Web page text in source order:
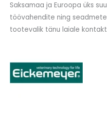
Saksamaa ja Euroopa üks
töövahendite ning
tootevalik tänu laiale